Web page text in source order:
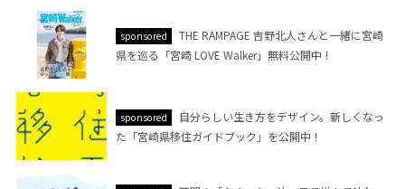
sponsored
THE RAMPAGE 吉野北人さんと一緒に宮崎
県を巡る「宮崎 LOVE Walker」無料公開中！
sponsored
自分らしい生き方をデザイン。新しくなっ
た「宮崎県移住ガイドブック」を公開中！